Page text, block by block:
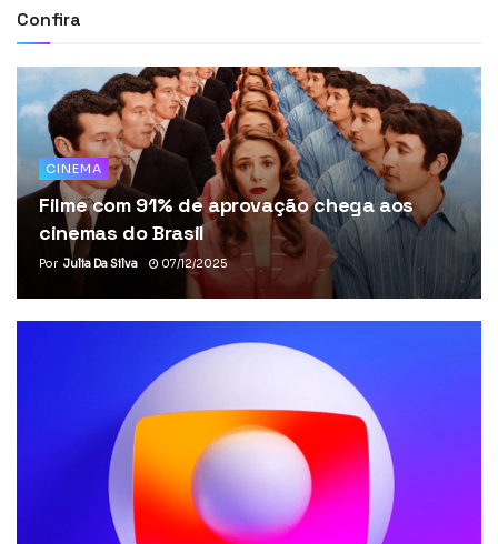
Confira
CINEMA
Filme com 91% de aprovação chega aos
cinemas do Brasil
Por Julia Da Silva 07/12/2025